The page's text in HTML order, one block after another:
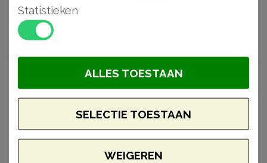
kan worden gebruikt. De afgeronde, zachte vorm zorgt
voor een strakke, discrete afwerking in alle soorten
ruimtes en voor alle interieur stijlen. De WL14 dient ook
als perfecte afwerking of overgang voor verschillende
NOËL & MARQUET wandpanelen zoals CANELÉ S,
CANELÉ L, BOHEMIA, CALANDO en nog veel meer.
doorlopende strook ADEFIX® lijm aan op elk
kleefoppervlak aan de achterkant van het profiel en
Statistieken
WEIGEREN
SELECTIE TOESTAAN
ALLES TOESTAAN